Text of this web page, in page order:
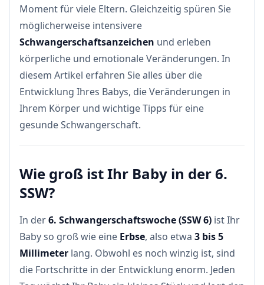
Moment für viele Eltern. Gleichzeitig spüren Sie
möglicherweise intensivere
Schwangerschaftsanzeichen und erleben
körperliche und emotionale Veränderungen. In
diesem Artikel erfahren Sie alles über die
Entwicklung Ihres Babys, die Veränderungen in
Ihrem Körper und wichtige Tipps für eine
gesunde Schwangerschaft.
Wie groß ist Ihr Baby in der 6.
SSW?
In der6. Schwangerschaftswoche (SSW 6) ist Ihr
Baby so groß wie eine Erbse, also etwa 3 bis 5
Millimeter lang. Obwohl es noch winzig ist, sind
die Fortschritte in der Entwicklung enorm. Jeden